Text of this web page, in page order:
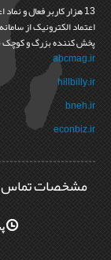
13 هزار کاربر فعال و
پخش کننده بزرگ و کوچک
abcmag.ir
hillbilly.ir
bneh.ir
econbiz.ir
مشخصات تماس